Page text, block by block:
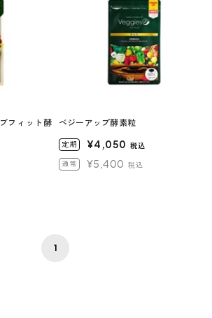
フィット酵
ベジーアップ酵素粒
定期 ¥4,050 税込
通常 ¥5,400 税込
1